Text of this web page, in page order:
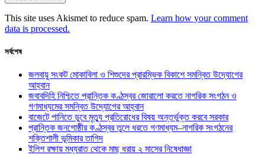
This site uses Akismet to reduce spam. Learn how your comment
data is processed.
সর্বশেষ
জলবায়ু সংকট মোকাবিলা ও শিশুদের প্রারম্ভিক বিকাশে সমন্বিত উদ্যোগের
আহ্বান
জবাবদিহি নিশ্চিতে প্রান্তিক কণ্ঠস্বর জোরালো করতে নাগরিক সংগঠন ও
গণমাধ্যমের সমন্বিত উদ্যোগের আহ্বান
বাজেটে পানিতে ডুবে মৃত্যু প্রতিরোধের বিষয় অন্তর্ভুক্ত করবে সরকার
প্রান্তিক জনগোষ্ঠীর কণ্ঠস্বর তুলে ধরতে গণমাধ্যম–নাগরিক সংগঠনের
শক্তিশালী ভূমিকার তাগিদ
ইলিশ রক্ষায় মধ্যরাত থেকে মাছ ধরায় ২ মাসের নিষেধাজ্ঞা